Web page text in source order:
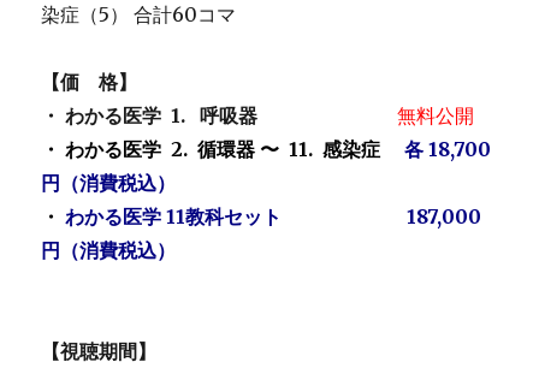
染症（5） 合計60コマ
【価 格】
・ わかる医学 1. 呼吸器
無料公開
・ わかる医学 2. 循環器 〜 11. 感染症 各 18,700
円（消費税込）
・ わかる医学 11教科セット 187,000
円（消費税込）
【視聴期間】